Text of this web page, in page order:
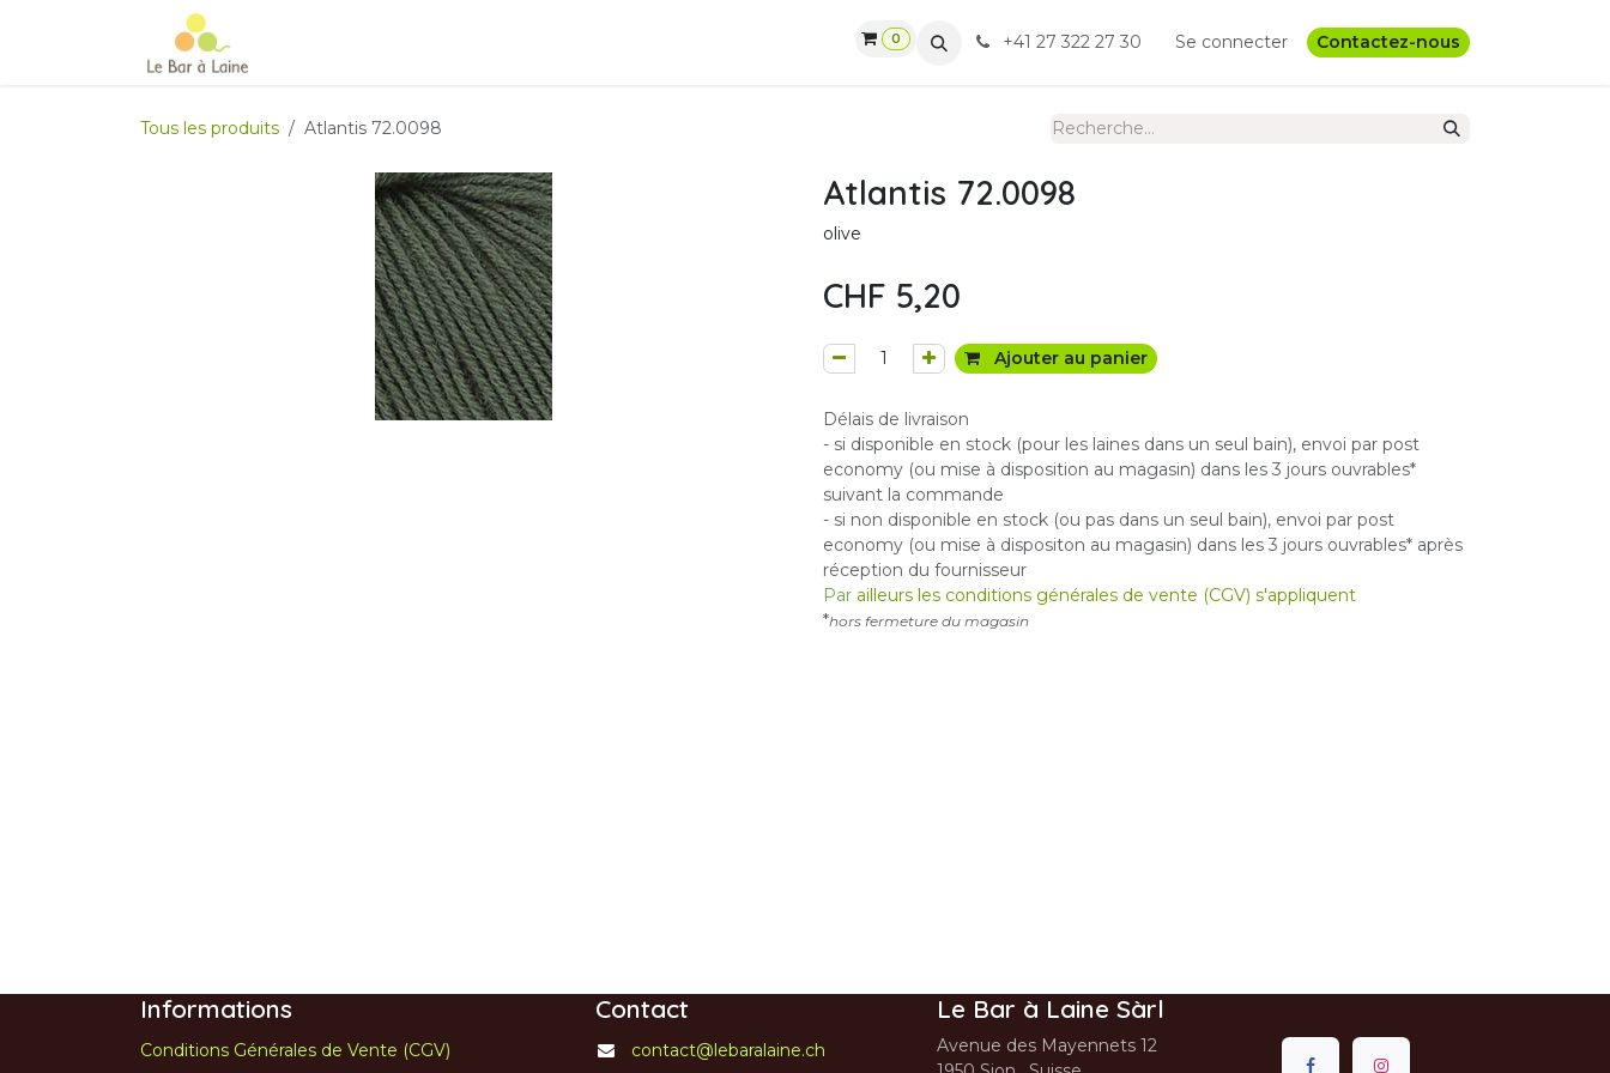
Se rendre au contenu
CGV 0 +41 27 322 27 30 Se connecter Contactez-nous
Tous les produits Atlantis 72.0098
Atlantis 72.0098
olive
CHF 5,20
Ajouter au panier
Délais de livraison
- si disponible en stock (pour les laines dans un seul bain), envoi par post
economy (ou mise à disposition au magasin) dans les 3 jours ouvrables*
suivant la commande
- si non disponible en stock (ou pas dans un seul bain), envoi par post
economy (ou mise à dispositon au magasin) dans les 3 jours ouvrables* après
réception du fournisseur
Par ailleurs les conditions générales de vente (CGV) s'appliquent
*hors fermeture du magasin
Informations
Conditions Générales de Vente (CGV)
Contact
contact@lebaralaine.ch
Le Bar à Laine Sàrl
Avenue des Mayennets 12